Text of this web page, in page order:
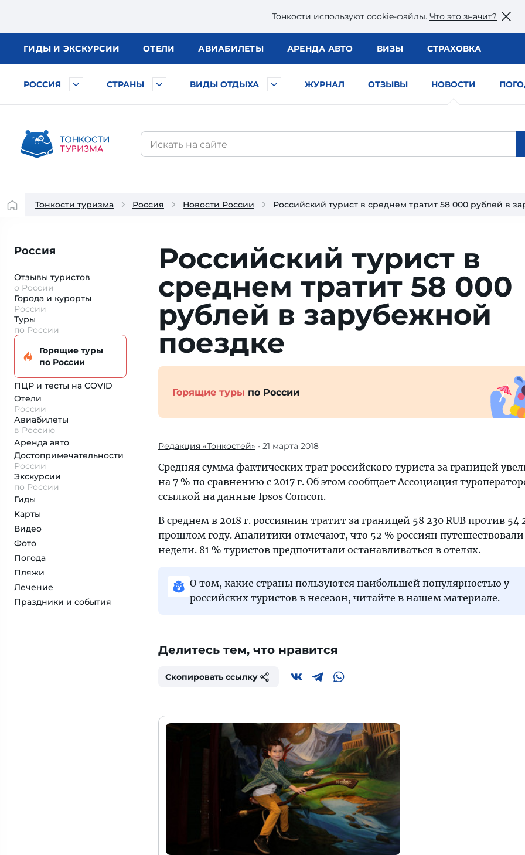
Тонкости используют сookie-файлы. Что это значит?
ГИДЫ И ЭКСКУРСИИ ОТЕЛИ АВИАБИЛЕТЫ АРЕНДА АВТО ВИЗЫ СТРАХОВКА
РОССИЯ СТРАНЫ ВИДЫ ОТДЫХА ЖУРНАЛ ОТЗЫВЫ НОВОСТИ
Тонкости туризма Россия Новости России Российский турист в среднем тратит 58 000 рублей в
Россия
Отзывы туристов
о России
Города и курорты
России
Туры
по России
Горящие туры
по России
ПЦР и тесты на COVID
Отели
России
Авиабилеты
в Россию
Аренда авто
Достопримеча­тельности
России
Экскурсии
по России
Гиды
Карты
Видео
Фото
Погода
Пляжи
Лечение
Праздники и события
Российский турист в
среднем тратит 58 000
рублей в зарубежной
поездке
Горящие туры по России
Редакция «Тонкостей» • 21 марта 2018
Средняя сумма фактических трат российского туриста за границей
на 7 % по сравнению с 2017 г. Об этом сообщает Ассоциация
ссылкой на данные Ipsos Comcon.
В среднем в 2018 г. россиянин тратит за границей 58 230 RUB против 54
прошлом году. Аналитики отмечают, что 52 % россиян
недели. 81 % туристов предпочитали останавливаться в отелях.
О том, какие страны пользуются наибольшей популярностью у
российских туристов в несезон, читайте в нашем материале.
Делитесь тем, что нравится
Скопировать ссылку